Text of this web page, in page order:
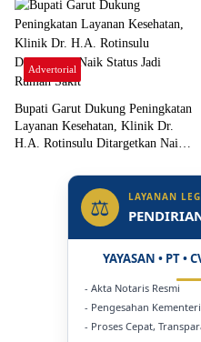
Advertorial
Bupati Garut Dukung Peningkatan
Layanan Kesehatan, Klinik Dr.
H.A. Rotinsulu Ditargetkan Naik
⚖ LAYANAN
YAYASAN • PT •
- Akta Notaris Resmi
- Pengesahan
- Proses Cepat,